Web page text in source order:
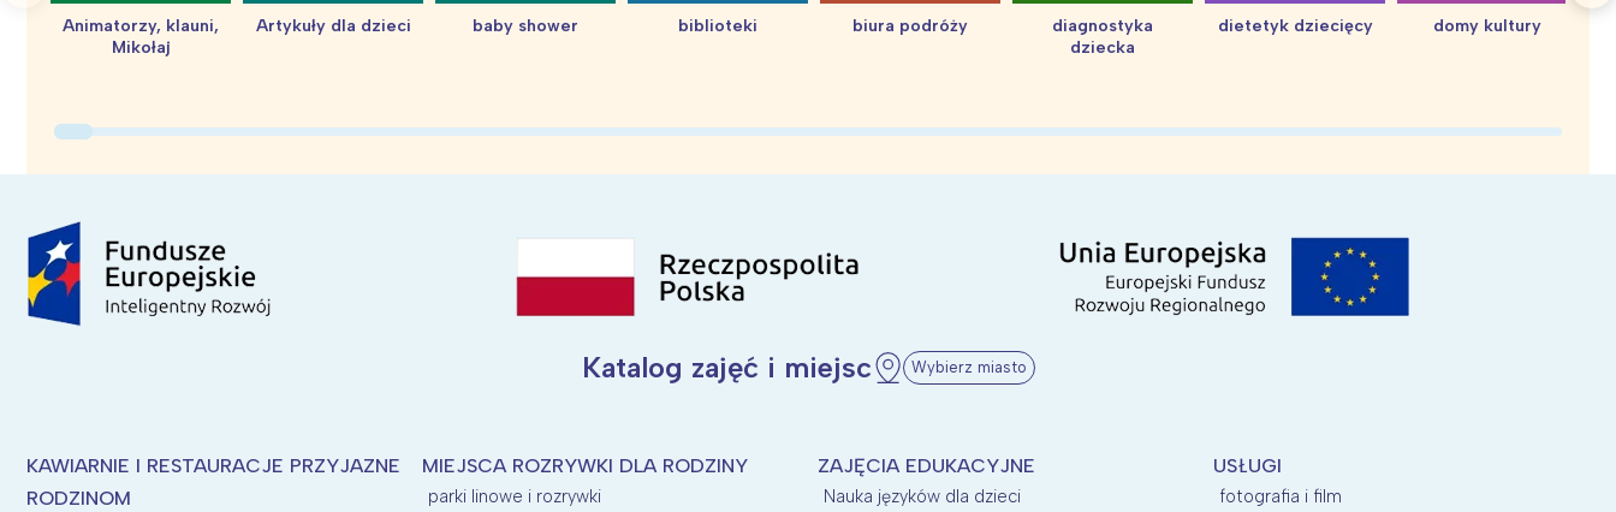
Animatorzy, klauni,
Mikołaj
Artykuły dla dzieci baby shower biblioteki biura podróży
diagnostyka
dziecka
dietetyk dziecięcy
domy kultury
Katalog zajęć i miejsc Wybierz miasto
KAWIARNIE I RESTAURACJE PRZYJAZNE
RODZINOM
MIEJSCA ROZRYWKI DLA RODZINY
parki linowe i rozrywki
ZAJĘCIA EDUKACYJNE
Nauka języków dla dzieci
USŁUGI
fotografia i film